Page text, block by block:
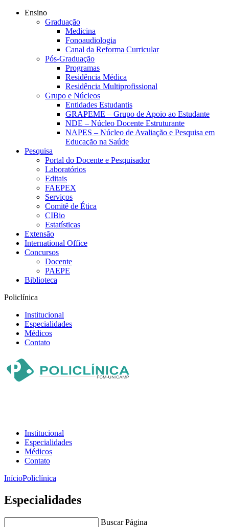
Ensino
Graduação
Medicina
Fonoaudiologia
Canal da Reforma Curricular
Pós-Graduação
Programas
Residência Médica
Residência Multiprofissional
Grupo e Núcleos
Entidades Estudantis
GRAPEME – Grupo de Apoio ao Estudante
NDE – Núcleo Docente Estruturante
NAPES – Núcleo de Avaliação e Pesquisa em
Educação na Saúde
Pesquisa
Portal do Docente e Pesquisador
Laboratórios
Editais
FAEPEX
Serviços
Comitê de Ética
CIBio
Estatísticas
Extensão
International Office
Concursos
Docente
PAEPE
Biblioteca
Policlínica
Institucional
Especialidades
Médicos
Contato
Institucional
Especialidades
Médicos
Contato
InícioPoliclínica
Especialidades
Buscar Página